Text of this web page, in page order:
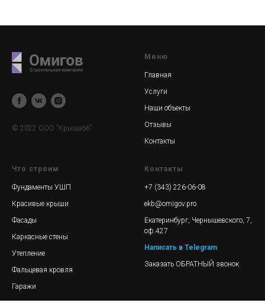
© 2022 ООО "Крыша66"
Меню
Главная
Услуги
Наши объекты
Отзывы
Контакты
Что строим
Фундаменты УШП
Красивые крыши
Фасады
Каркасные стены
Утепление
Фальцевая кровля
Гаражи
Контакты
+7 (343) 226-06-08
ekb@omigov.pro
Екатеринбург, Чернышевского, 7,
оф.427
Написать в Telegram
Заказать ОБРАТНЫЙ звонок